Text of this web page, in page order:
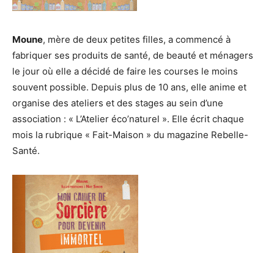
Moune, mère de deux petites filles, a commencé à
fabriquer ses produits de santé, de beauté et ménagers
le jour où elle a décidé de faire les courses le moins
souvent possible. Depuis plus de 10 ans, elle anime et
organise des ateliers et des stages au sein d’une
association : « L’Atelier éco’naturel ». Elle écrit chaque
mois la rubrique « Fait-Maison » du magazine Rebelle-
Santé.